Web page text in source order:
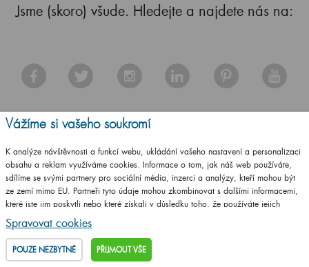
Jsme (skoro) všude. Hledejte a najdete nás na:
Zákaznický
servis
Kontakty
Obchodní podmínky
Odstoupení od smlouvy
Reklamační řád
Důležité
odkazy
Poradna
Montážní návody
Dřevojas na míru
O Dřevojasu
Historie Dřevojasu
Výhody nábytku
Ke stažení
Česky
Vážíme si vašeho soukromí
K analýze návštěvnosti a funkcí webu, ukládání vašeho nastavení a personalizaci
obsahu a reklam využíváme cookies. Informace o tom, jak náš web používáte,
sdílíme se svými partnery pro sociální média, inzerci a analýzy, kteří mohou být
ze zemí mimo EU. Partneři tyto údaje mohou zkombinovat s dalšími informacemi,
které jste jim poskytli nebo které získali v důsledku toho, že používáte jejich
služby.
Podrobné informace
Spravovat cookies
POUZE NEZBYTNÉ PŘIJMOUT VŠE